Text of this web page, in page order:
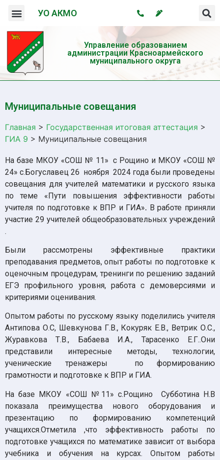
УО АКМО
Управление образованием
администрации Красноармейского
муниципального округа
Муниципальные совещания
Главная > Государственная итоговая аттестация >
ГИА 9 > Муниципальные совещания
На базе МКОУ «СОШ № 11» с Рощино и МКОУ «СОШ №
24» с.Богуславец 26 ноября 2024 года были проведены
совещания для учителей математики и русского языка
по теме «Пути повышения эффективности работы
учителя по подготовке к ВПР и ГИА». В работе приняли
участие 29 учителей общеобразовательных учреждений
.
Были рассмотрены эффективные практики
преподавания предметов, опыт работы по подготовке к
оценочным процедурам, тренинги по решению заданий
ЕГЭ профильного уровня, работа с демоверсиями и
критериями оценивания.
Опытом работы по русскому языку поделились учителя
Антипова О.С, Шевкунова Г.В., Кокуряк Е.В., Ветрик О.С.,
Журавкова Т.В., Бабаева И.А., Тарасенко Е.Г..Они
представили интересные методы, технологии,
ученические тренажеры по формированию
грамотности и подготовке к ВПР и ГИА.
На базе МКОУ «СОШ №11» с.Рощино Субботина Н.В
показала преимущества нового оборудования и
презентацию по формированию компетенций
учащихся.Отметила ,что эффективность работы по
подготовке учащихся по математике зависит от выбора
учебника и обучения на курсах. Опытом работы